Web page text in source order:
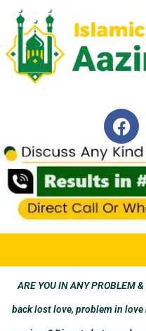
ARE YOU IN ANY PROBLEM
back lost love, problem in